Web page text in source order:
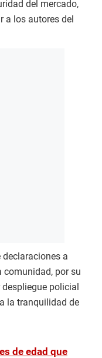
del mercado,
a los autores del
a
comunidad, por su
policial
la tranquilidad de
de edad que